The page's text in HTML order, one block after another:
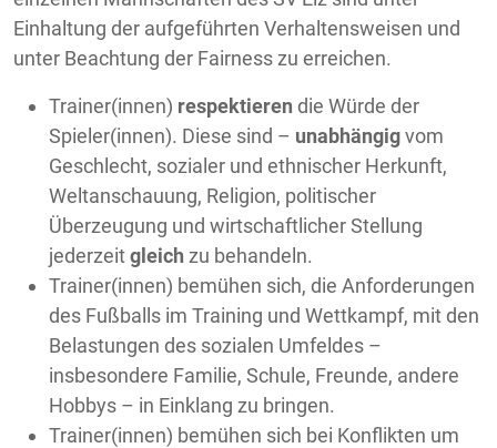
Einhaltung der aufgeführten Verhaltensweisen und
unter Beachtung der Fairness zu erreichen.
Trainer(innen) respektieren die Würde der
Spieler(innen). Diese sind – unabhängigvom
Geschlecht, sozialer und ethnischer Herkunft,
Weltanschauung, Religion, politischer
Überzeugung und wirtschaftlicher Stellung
jederzeitgleich zu behandeln.
Trainer(innen) bemühen sich, die Anforderungen
des Fußballs im Training und Wettkampf, mit den
Belastungen des sozialen Umfeldes –
insbesondere Familie, Schule, Freunde, andere
Hobbys – in Einklang zu bringen.
Trainer(innen) bemühen sich bei Konflikten um